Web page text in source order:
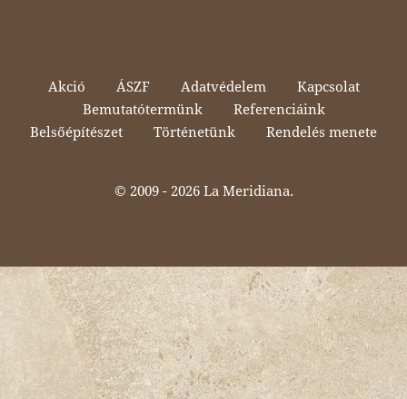
Akció ÁSZF Adatvédelem
Kapcsolat
Bemutatótermünk
Referenciáink
Belsőépítészet
Történetünk Rendelés menete
© 2009 - 2026 La Meridiana.